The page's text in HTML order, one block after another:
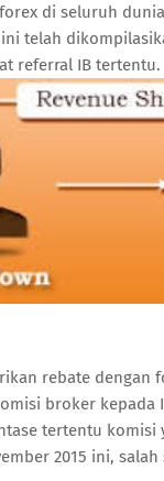
di seluruh
telah
referral IB tertentu.
rebate dengan
broker kepada
tertentu komisi
2015 ini,